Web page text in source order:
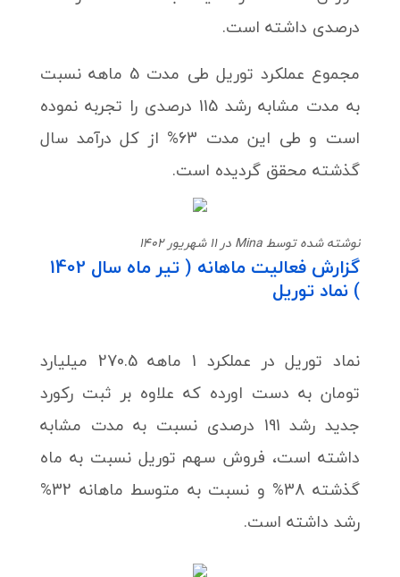
درصدی داشته است.
مجموع عملکرد توریل طی مدت 5 ماهه نسبت
به مدت مشابه رشد 115 درصدی را تجربه نموده
است و طی این مدت 63% از کل درآمد سال
گذشته محقق گردیده است.
نوشته شده توسط Mina در 11 شهریور 1402
گزارش فعالیت ماهانه ( تیر ماه سال 1402
) نماد توریل
نماد توریل در عملکرد 1 ماهه 270.5 میلیارد
تومان به دست اورده که علاوه بر ثبت رکورد
جدید رشد 191 درصدی نسبت به مدت مشابه
داشته است، فروش سهم توریل نسبت به ماه
گذشته 38% و نسبت به متوسط ماهانه 32%
رشد داشته است.